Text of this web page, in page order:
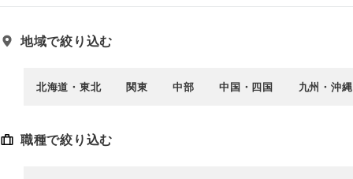
地域で絞り込む
北海道・東北 関東 中部 中国・四国 九州・沖縄
職種で絞り込む